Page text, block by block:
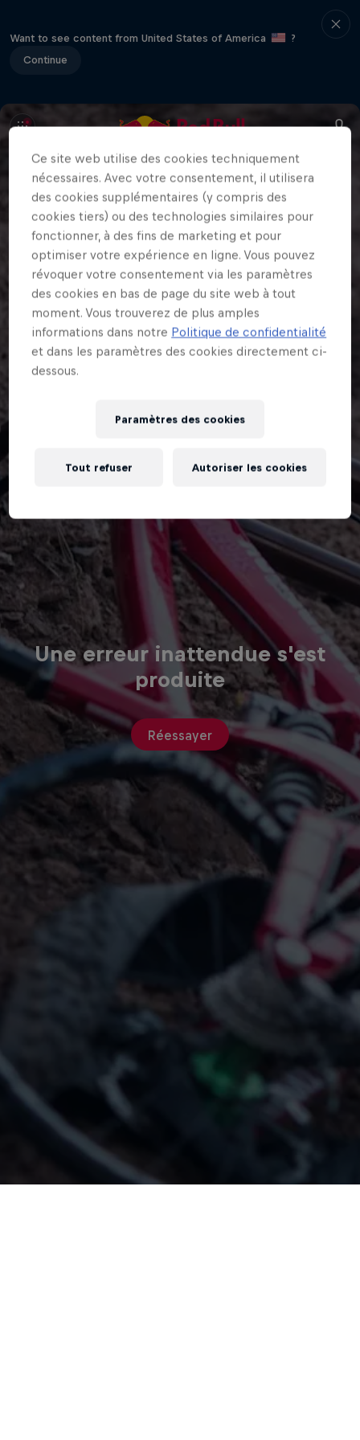
Want to see content from United States of America
?
Continue
Une erreur inattendue s'est
produite
Réessayer
Ce site web utilise des cookies techniquement
nécessaires. Avec votre consentement, il utilisera
des cookies supplémentaires (y compris des
cookies tiers) ou des technologies similaires pour
fonctionner, à des fins de marketing et pour
optimiser votre expérience en ligne. Vous pouvez
révoquer votre consentement via les paramètres
des cookies en bas de page du site web à tout
moment. Vous trouverez de plus amples
informations dans notre Politique de confidentialité
et dans les paramètres des cookies directement ci-
dessous.
Paramètres des cookies
Tout refuser Autoriser les cookies